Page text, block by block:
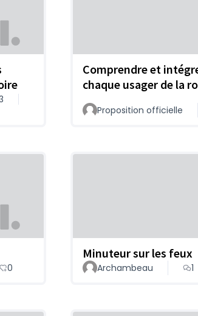
Comprendre et
chaque usager de la
Proposition officielle
0
Minuteur sur les feux
Archambeau 1